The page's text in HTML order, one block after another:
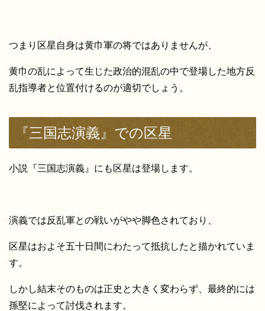
つまり区星自身は黄巾軍の将ではありませんが、
黄巾の乱によって生じた政治的混乱の中で登場した地方反
乱指導者と位置付けるのが適切でしょう。
『三国志演義』での区星
小説『三国志演義』にも区星は登場します。
演義では反乱軍との戦いがやや脚色されており、
区星はおよそ五十日間にわたって抵抗したと描かれていま
す。
しかし結末そのものは正史と大きく変わらず、最終的には
孫堅によって討伐されます。